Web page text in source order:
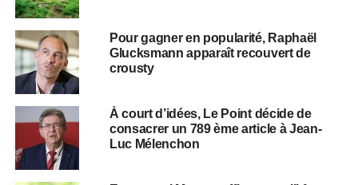
Pour gagner en popularité, Raphaël
Glucksmann apparaît recouvert de
crousty
À court d’idées, Le Point décide de
consacrer un 789 ème article à Jean-
Luc Mélenchon